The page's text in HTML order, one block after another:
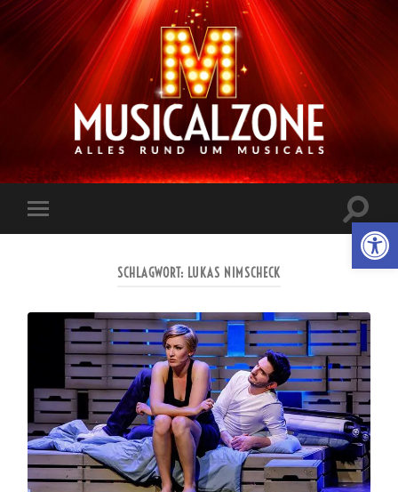
Musicalzone.de
Mobile-
Menü
ein-/
SCHLAGWORT: LUKAS NIMSCHECK